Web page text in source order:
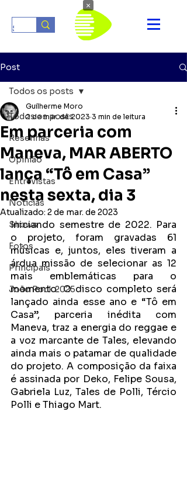
Post
Todos os posts
Resenhas
Opinião
Entrevistas
Notícias
Shows
Fotos
Principais
João Rock 2025
Todos os posts
Em parceria com
Maneva, MAR ABERTO
lança “Tô em Casa”
nesta sexta, dia 3
Guilherme Moro
2 de mar. de 2023 3 min de leitura
Atualizado: 2 de mar. de 2023
Iniciando semestre de 2022. Para
o projeto, foram gravadas 61
músicas e, juntos, eles tiveram a
árdua missão de selecionar as 12
mais emblemáticas para o
momento. O disco completo será
lançado ainda esse ano e “Tô em
Casa”, parceria inédita com
Maneva, traz a energia do reggae e
a voz marcante de Tales, elevando
ainda mais o patamar de qualidade
do projeto. A composição da faixa
é assinada por Deko, Felipe Sousa,
Gabriela Luz, Tales de Polli, Tércio
Polli e Thiago Mart.
×